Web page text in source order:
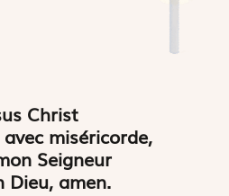
Christ
avec miséricorde,
Seigneur
Dieu, amen.